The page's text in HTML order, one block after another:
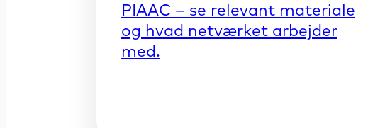
PIAAC – se relevant materiale
og hvad netværket arbejder
med.